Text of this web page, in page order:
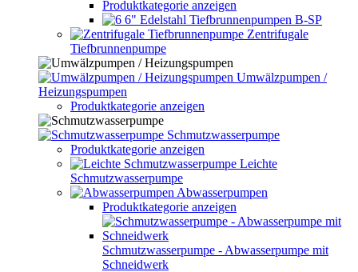
Produktkategorie anzeigen
6" Edelstahl Tiefbrunnenpumpen B-SP
Zentrifugale
Tiefbrunnenpumpe
Umwälzpumpen /
Heizungspumpen
Produktkategorie anzeigen
Schmutzwasserpumpe
Produktkategorie anzeigen
Leichte
Schmutzwasserpumpe
Abwasserpumpen
Produktkategorie anzeigen
Schmutzwasserpumpe - Abwasserpumpe mit
Schneidwerk